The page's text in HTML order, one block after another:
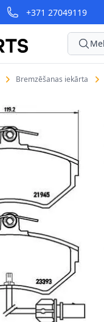
+371 27049119
Bremzēšanas iekārta